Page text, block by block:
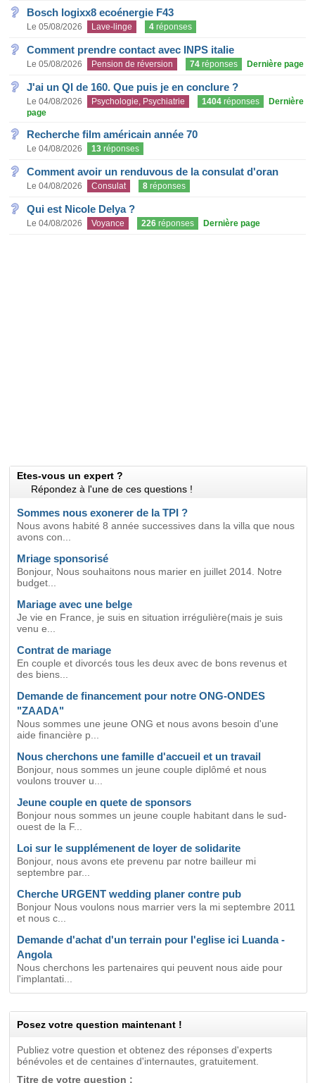
Bosch logixx8 ecoénergie F43
Le 05/08/2026 Lave-linge 4 réponses
Comment prendre contact avec INPS italie
Le 05/08/2026 Pension de réversion 74 réponses Dernière page
J'ai un QI de 160. Que puis je en conclure ?
Le 04/08/2026 Psychologie, Psychiatrie 1404 réponses
Dernière
page
Recherche film américain année 70
Le 04/08/2026 13 réponses
Comment avoir un renduvous de la consulat d'oran
Le 04/08/2026 Consulat 8 réponses
Qui est Nicole Delya ?
Le 04/08/2026 Voyance 226 réponses Dernière page
Etes-vous un expert ?
Répondez à l'une de ces questions !
Sommes nous exonerer de la TPI ?
Nous avons habité 8 année successives dans la villa que nous
avons con...
Mriage sponsorisé
Bonjour, Nous souhaitons nous marier en juillet 2014. Notre
budget...
Mariage avec une belge
Je vie en France, je suis en situation irrégulière(mais je suis
venu e...
Contrat de mariage
En couple et divorcés tous les deux avec de bons revenus et
des biens...
Demande de financement pour notre ONG-ONDES
"ZAADA"
Nous sommes une jeune ONG et nous avons besoin d'une
aide financière p...
Nous cherchons une famille d'accueil et un travail
Bonjour, nous sommes un jeune couple diplômé et nous
voulons trouver u...
Jeune couple en quete de sponsors
Bonjour nous sommes un jeune couple habitant dans le sud-
ouest de la F...
Loi sur le supplémenent de loyer de solidarite
Bonjour, nous avons ete prevenu par notre bailleur mi
septembre par...
Cherche URGENT wedding planer contre pub
Bonjour Nous voulons nous marrier vers la mi septembre 2011
et nous c...
Demande d'achat d'un terrain pour l'eglise ici Luanda -
Angola
Nous cherchons les partenaires qui peuvent nous aide pour
l'implantati...
Posez votre question maintenant !
Publiez votre question et obtenez des réponses d'experts
bénévoles et de centaines d'internautes, gratuitement.
Titre de votre question :